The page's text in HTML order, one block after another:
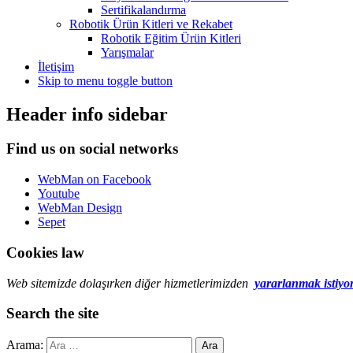
Sertifikalandırma
Robotik Ürün Kitleri ve Rekabet
Robotik Eğitim Ürün Kitleri
Yarışmalar
İletişim
Skip to menu toggle button
Header info sidebar
Find us on social networks
WebMan on Facebook
Youtube
WebMan Design
Sepet
Cookies law
Web sitemizde dolaşırken diğer hizmetlerimizden yararlanmak
Search the site
Arama: